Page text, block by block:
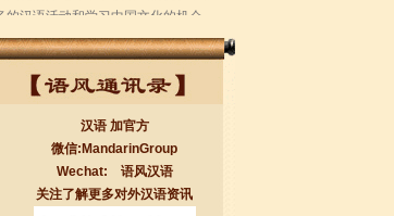
无锡语风汉语学校Jessie
汉语 加官方
微信:MandarinGroup
Wechat: 语风汉语
关注了解更多对外汉语资讯